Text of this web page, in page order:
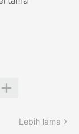
Lebih lama